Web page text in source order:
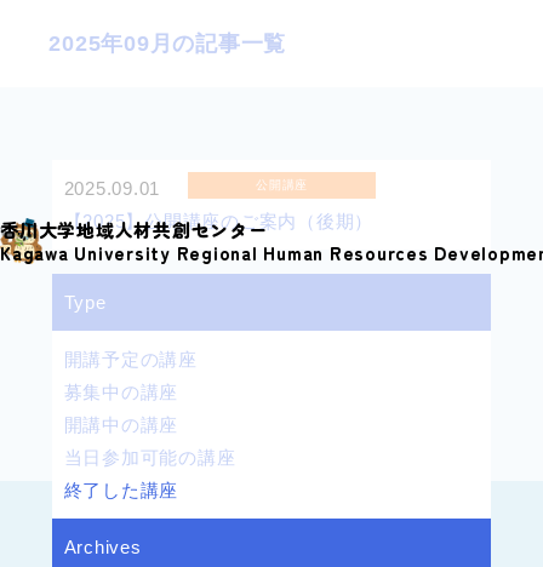
o
香川大学地域人材共創センター
Kagawa University Regional Human Resources
2025年09月の記事一覧
2025.09.01 公開講座
【2025】公開講座のご案内（後期）
Type
開講予定の講座
募集中の講座
開講中の講座
当日参加可能の講座
終了した講座
Archives